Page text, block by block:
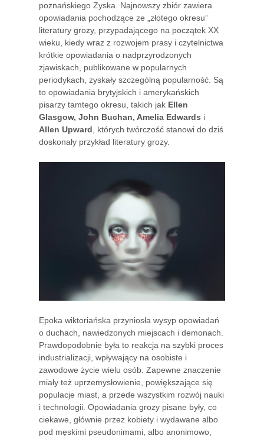
poznańskiego Zyska. Najnowszy zbiór zawiera
opowiadania pochodzące ze „złotego okresu”
literatury grozy, przypadającego na początek XX
wieku, kiedy wraz z rozwojem prasy i czytelnictwa
krótkie opowiadania o nadprzyrodzonych
zjawiskach, publikowane w popularnych
periodykach, zyskały szczególną popularność. Są
to opowiadania brytyjskich i amerykańskich
pisarzy tamtego okresu, takich jak Ellen
Glasgow, John Buchan, Amelia Edwards i
Allen Upward, których twórczość stanowi do dziś
doskonały przykład literatury grozy.
Epoka wiktoriańska przyniosła wysyp opowiadań
o duchach, nawiedzonych miejscach i demonach.
Prawdopodobnie była to reakcja na szybki proces
industrializacji, wpływający na osobiste i
zawodowe życie wielu osób. Zapewne znaczenie
miały też uprzemysłowienie, powiększające się
populacje miast, a przede wszystkim rozwój nauki
i technologii. Opowiadania grozy pisane były, co
ciekawe, głównie przez kobiety i wydawane albo
pod męskimi pseudonimami, albo anonimowo,